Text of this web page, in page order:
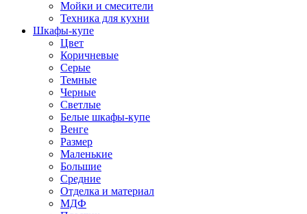
Мойки и смесители
Техника для кухни
Шкафы-купе
Цвет
Коричневые
Серые
Темные
Черные
Светлые
Белые шкафы-купе
Венге
Размер
Маленькие
Большие
Средние
Отделка и материал
МДФ